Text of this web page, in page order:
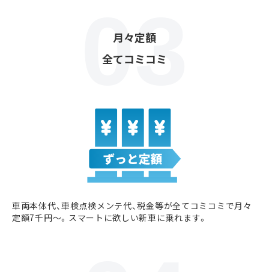
月々定額
全てコミコミ
車両本体代、車検点検メンテ代、税金等が全てコミコミで月々
定額7千円〜。スマートに欲しい新車に乗れます。